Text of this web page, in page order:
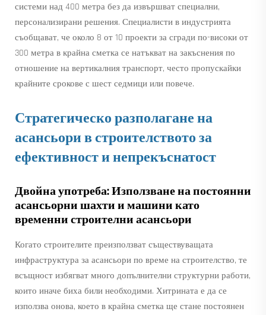
системи над 400 метра без да извършват специални,
персонализирани решения. Специалисти в индустрията
съобщават, че около 8 от 10 проекти за сгради по-високи от
300 метра в крайна сметка се натъкват на закъснения по
отношение на вертикалния транспорт, често пропускайки
крайните срокове с шест седмици или повече.
Стратегическо разполагане на
асансьори в строителството за
ефективност и непрекъснатост
Двойна употреба: Използване на постоянни
асансьорни шахти и машини като
временни строителни асансьори
Когато строителите преизползват съществуващата
инфраструктура за асансьори по време на строителство, те
всъщност избягват много допълнителни структурни работи,
които иначе биха били необходими. Хитрината е да се
използва онова, което в крайна сметка ще стане постоянен